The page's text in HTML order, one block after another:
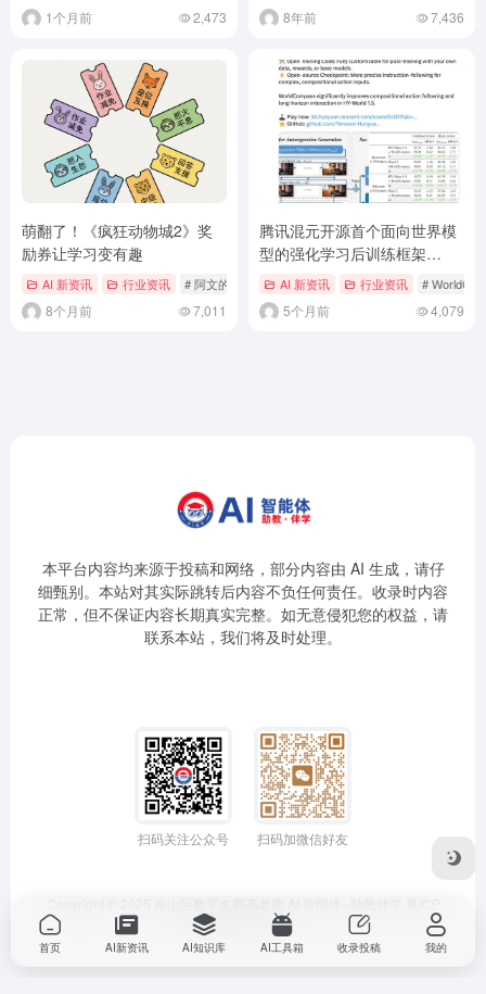
1个月前 2,473 8年前 7,436
萌翻了！《疯狂动物城2》奖
励券让学习变有趣
AI 新资讯 行业资讯 # 阿文的AI与教学日记
8个月前 7,011
腾讯混元开源首个面向世界模
型的强化学习后训练框架
WorldCompass
AI 新资讯 行业资讯 #
5个月前 4,079
本平台内容均来源于投稿和网络，部分内容由 AI 生成，请仔
细甄别。本站对其实际跳转后内容不负任何责任。收录时内容
正常，但不保证内容长期真实完整。如无意侵犯您的权益，请
联系本站，我们将及时处理。
扫码关注公众号 扫码加微信好友
备2025399194号-1
首页 AI新资讯 AI知识库 AI工具箱 收录投稿 我的